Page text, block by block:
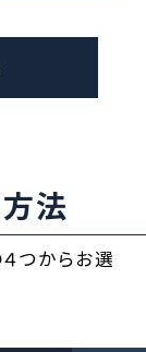
法
つからお選